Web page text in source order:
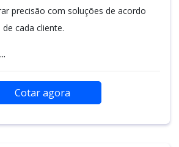
precisão com soluções de acordo
cada cliente.
Cotar agora